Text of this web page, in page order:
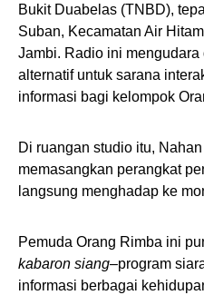
Bukit Duabelas (TNBD),
Suban, Kecamatan Air
Jambi. Radio ini
alternatif untuk sarana
informasi bagi kelompok
Di ruangan studio itu,
memasangkan perangkat
langsung menghadap ke
Pemuda Orang Rimba ini
kabaron siang–program
informasi berbagai